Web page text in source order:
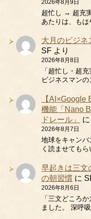
2026年8月9日
超忙し → 超充
あたりは、も
大月のビジネ
SF より
2026年8月8日
「超忙し・超
ビジネスマン
【
機能「Nano
ドレール」
に
2026年8月7日
地球をキャン
く読ませても
早起きは三文
の朝習慣 に
2026年8月6日
「三文どころ
ました。 深呼